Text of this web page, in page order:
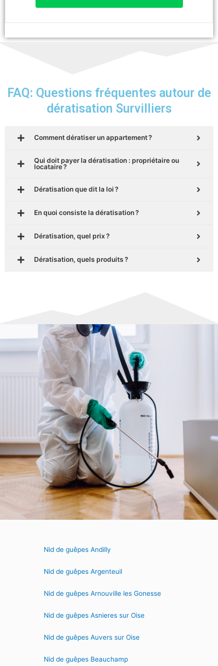
FAQ: Questions fréquentes autour de
dératisation Survilliers
Comment dératiser un appartement ?
Qui doit payer la dératisation : propriétaire ou
locataire ?
Dératisation que dit la loi ?
En quoi consiste la dératisation ?
Dératisation, quel prix ?
Dératisation, quels produits ?
Nid de guêpes Andilly
Nid de guêpes Argenteuil
Nid de guêpes Arnouville les Gonesse
Nid de guêpes Asnieres sur Oise
Nid de guêpes Auvers sur Oise
Nid de guêpes Beauchamp